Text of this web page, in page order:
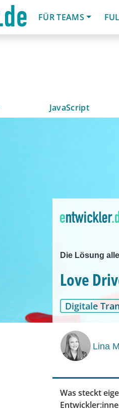
FÜR TEAMS
JavaScript
Die Lösung
Love
Digitale
Lina
Was steckt